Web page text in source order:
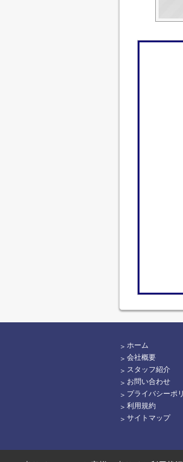
ホーム
会社概要
スタッフ紹介
お問い合わせ
プライバシーポ
利用規約
サイトマップ